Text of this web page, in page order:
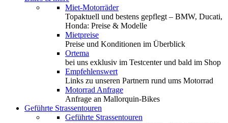
Miet-Motorräder
Topaktuell und bestens gepflegt – BMW, Ducati,
Honda: Preise & Modelle
Mietpreise
Preise und Konditionen im Überblick
Ortema
bei uns exklusiv im Testcenter und bald im Shop
Empfehlenswert
Links zu unseren Partnern rund ums Motorrad
Motorrad Anfrage
Anfrage an Mallorquin-Bikes
Geführte Strassentouren
Geführte Strassentouren